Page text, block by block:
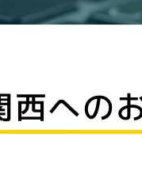
西への